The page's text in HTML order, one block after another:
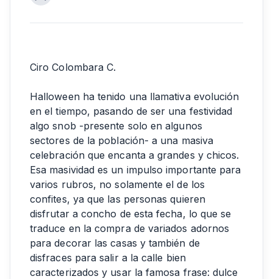
Ciro Colombara C.
Halloween ha tenido una llamativa evolución
en el tiempo, pasando de ser una festividad
algo snob -presente solo en algunos
sectores de la población- a una masiva
celebración que encanta a grandes y chicos.
Esa masividad es un impulso importante para
varios rubros, no solamente el de los
confites, ya que las personas quieren
disfrutar a concho de esta fecha, lo que se
traduce en la compra de variados adornos
para decorar las casas y también de
disfraces para salir a la calle bien
caracterizados y usar la famosa frase: dulce